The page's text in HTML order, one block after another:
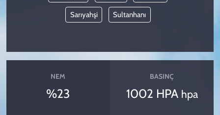
Sarıyahşi Sultanhanı
NEM
%23
BASINÇ
1002 HPA hpa